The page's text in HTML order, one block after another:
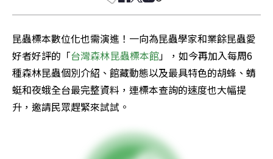
昆蟲標本數位化也需演進！一向為昆蟲學家和業餘昆蟲愛
好者好評的「台灣森林昆蟲標本館」，如今再加入每周6
種森林昆蟲個別介紹、館藏動態以及最具特色的胡蜂、蜻
蜓和夜蛾全台最完整資料，連標本查詢的速度也大幅提
升，邀請民眾趕緊來試試。